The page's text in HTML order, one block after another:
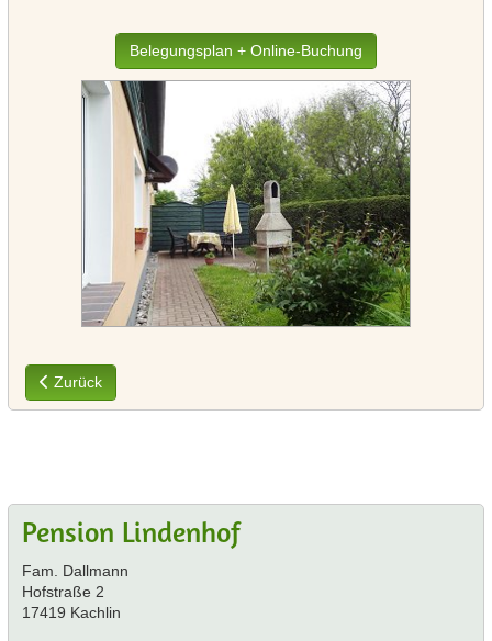
Belegungsplan + Online-Buchung
Vorheriger Beitrag: Fewo Weißstorch
Zurück
Pension Lindenhof
Fam. Dallmann
Hofstraße 2
17419 Kachlin